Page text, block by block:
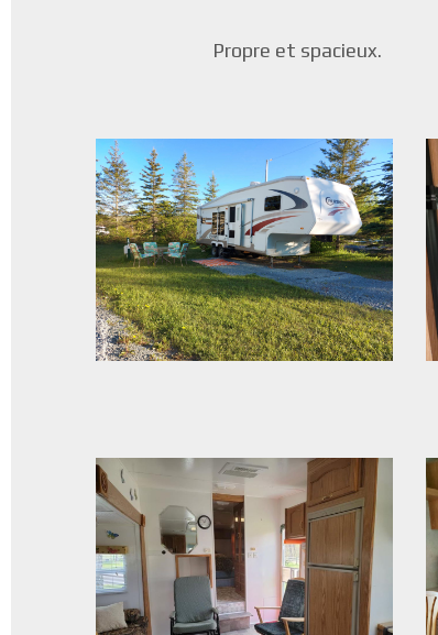
Propre et spacieux.